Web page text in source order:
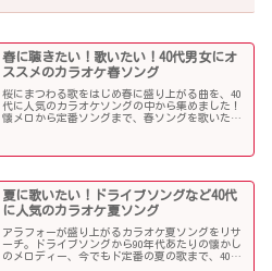
春に聴きたい！歌いたい！40代男女にオ
ススメのカラオケ春ソング
桜にまつわる歌をはじめ春に盛り上がる曲を、40
代に人気のカラオケソングの中から集めました！
懐メロから定番ソングまで、春ソングを歌いたい
夏に歌いたい！ドライブソングなど40代
に人気のカラオケ夏ソング
アラフォーが盛り上がるカラオケ夏ソングをリサ
ーチ。ドライブソングから90年代あたりの懐かし
のメロディー、今でもド定番の夏の歌まで、40代